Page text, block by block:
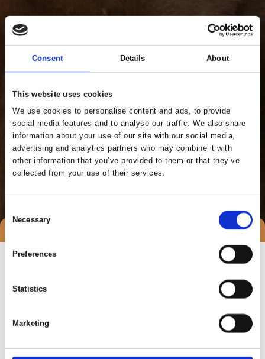
Consent Details About
This website uses cookies
We use cookies to personalise content and ads, to provide
social media features and to analyse our traffic. We also share
information about your use of our site with our social media,
advertising and analytics partners who may combine it with
other information that you’ve provided to them or that they’ve
collected from your use of their services.
Selection
Necessary
Preferences
Statistics
Marketing